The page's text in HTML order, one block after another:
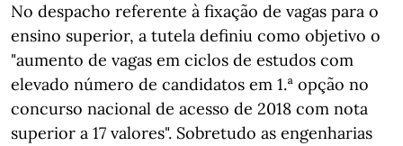
No despacho referente à fixação de vagas para o
ensino superior, a tutela definiu como objetivo o
"aumento de vagas em ciclos de estudos com
elevado número de candidatos em 1.ª opção no
concurso nacional de acesso de 2018 com nota
superior a 17 valores". Sobretudo as engenharias